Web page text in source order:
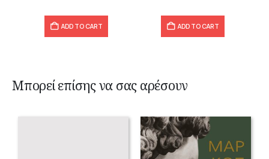
ADD TO CART ADD TO CART
Μπορεί επίσης να σας αρέσουν